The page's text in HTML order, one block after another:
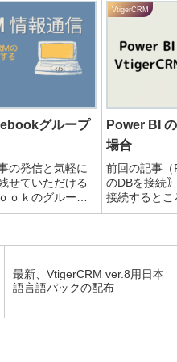
グループ
の発信と気軽に
せていただける
ｏｋのグループ
。気軽にご参加
VtigerCRM
Power BI
場合
前回の記事
のDBを接続
接続するとこ
が、今回は
にリレーシ
最新、VtigerCRM ver.8用日本
語言語パックの配布